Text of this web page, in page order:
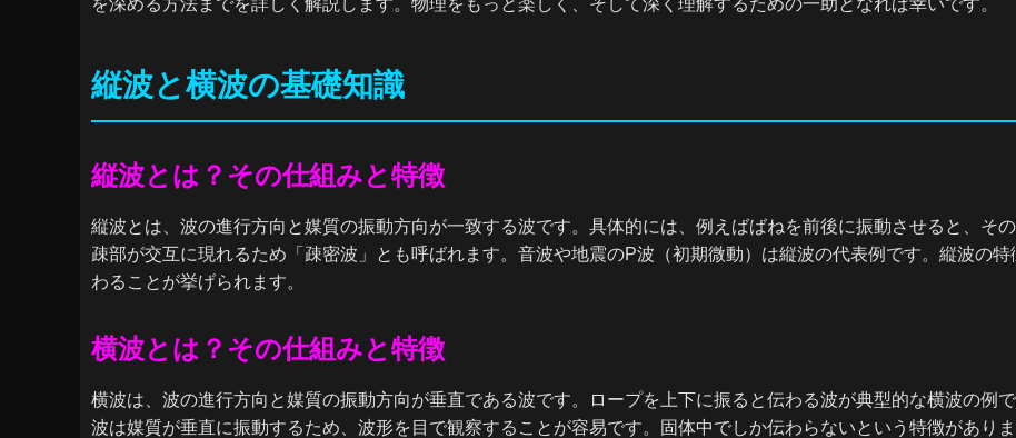
を深める方法までを詳しく解説します。物理をもっと楽しく、そして深く理解するための一助となれば幸いです。
縦波と横波の基礎知識
縦波とは？その仕組みと特徴
縦波とは、波の進行方向と媒質の振動方向が一致する波です。具体的には、例えばばねを前後に振動させると、そ
疎部が交互に現れるため「疎密波」とも呼ばれます。音波や地震のP波（初期微動）は縦波の代表例です。縦波の
わることが挙げられます。
横波とは？その仕組みと特徴
横波は、波の進行方向と媒質の振動方向が垂直である波です。ロープを上下に振ると伝わる波が典型的な横波の例
波は媒質が垂直に振動するため、波形を目で観察することが容易です。固体中でしか伝わらないという特徴がありま